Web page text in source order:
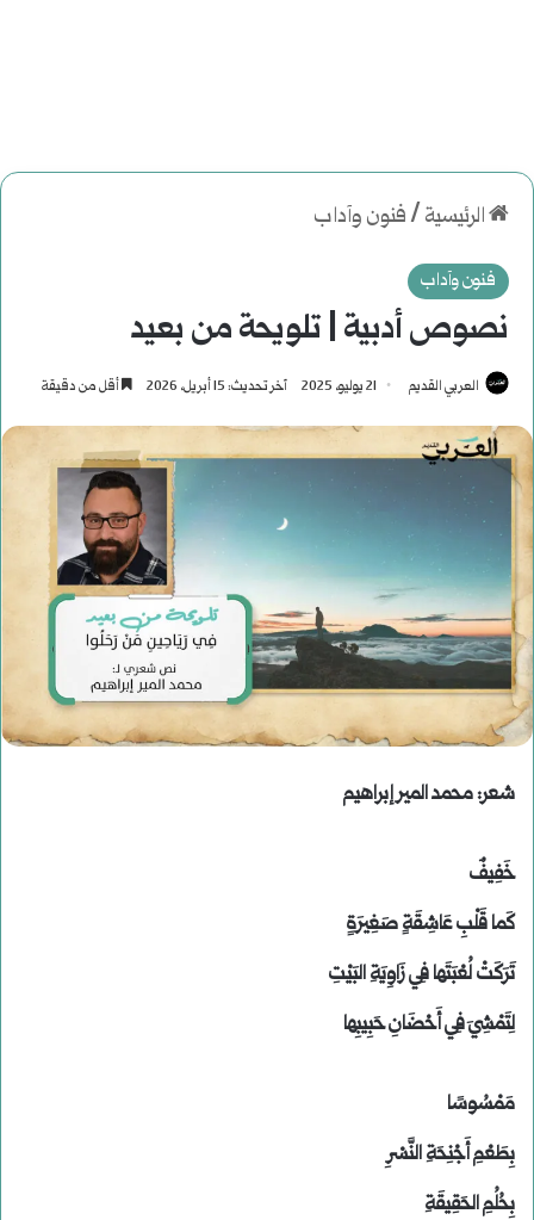
الرئيسية /فنون وآداب
فنون وآداب
نصوص أدبية | تلويحة من بعيد
العربي القديم 21 يوليو، 2025 آخر تحديث: 15 أبريل، 2026 أقل من دقيقة
شعر: محمد المير إبراهيم
خَفِيفٌ
كَما قَلْبِ عَاشِقَةٍ صَغِيرَةٍ
تَرَكَتْ لُعْبَتَها فِي زَاوِيَةِ البَيْتِ
لِتَمْشِيَ فِي أَحْضَانِ حَبِيبِها
مَمْسُوسًا
بِطَعْمِ أَجْنِحَةِ النَّسْرِ
بِحُلُمِ الحَقِيقَةِ